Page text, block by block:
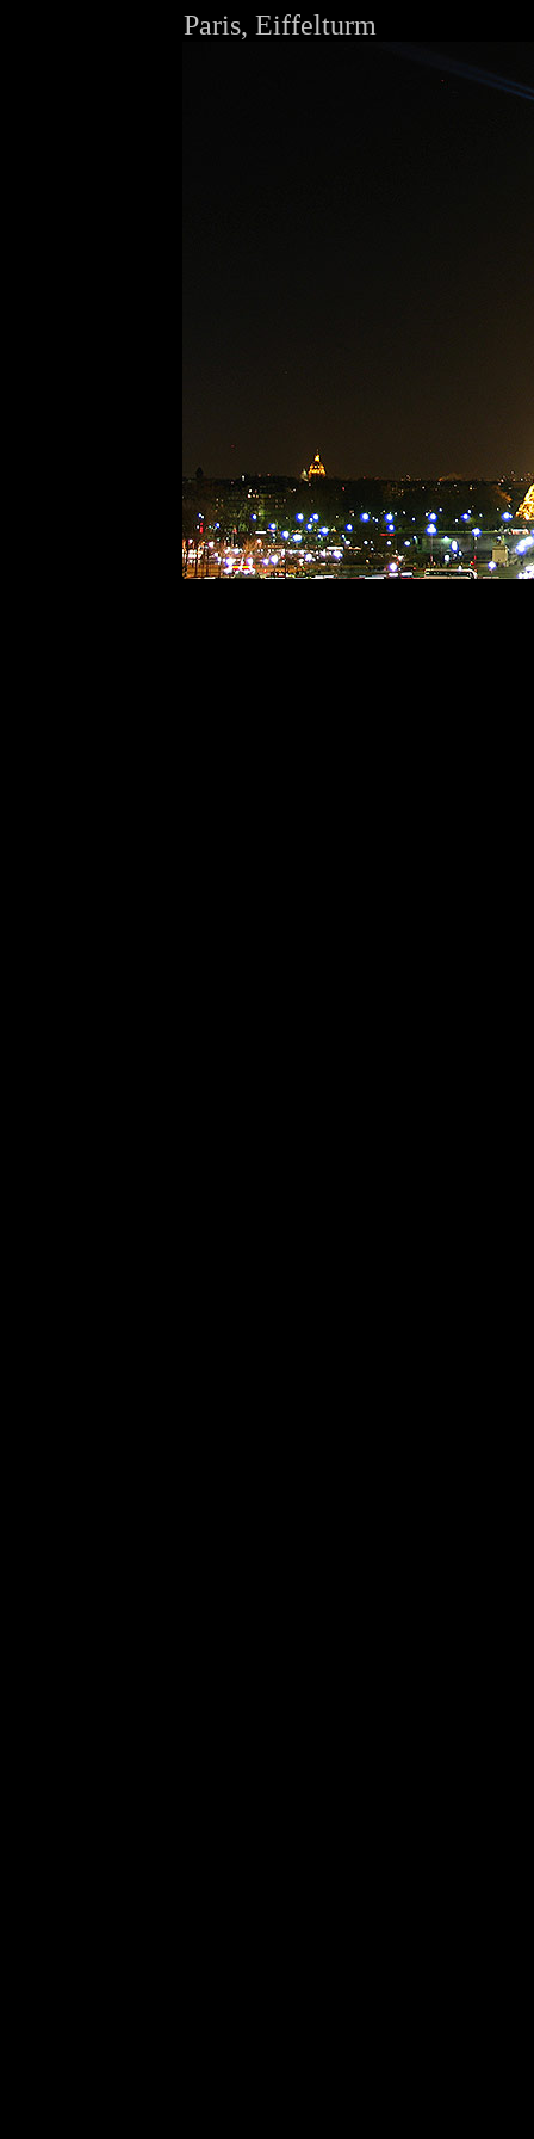
Paris, Eiffelturm